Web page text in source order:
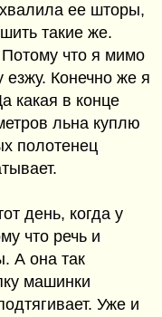
ее шторы,
такие же.
что я мимо
Конечно же я
какая в конце
льна куплю
полотенец
день, когда у
что речь и
А она так
машинки
Уже и